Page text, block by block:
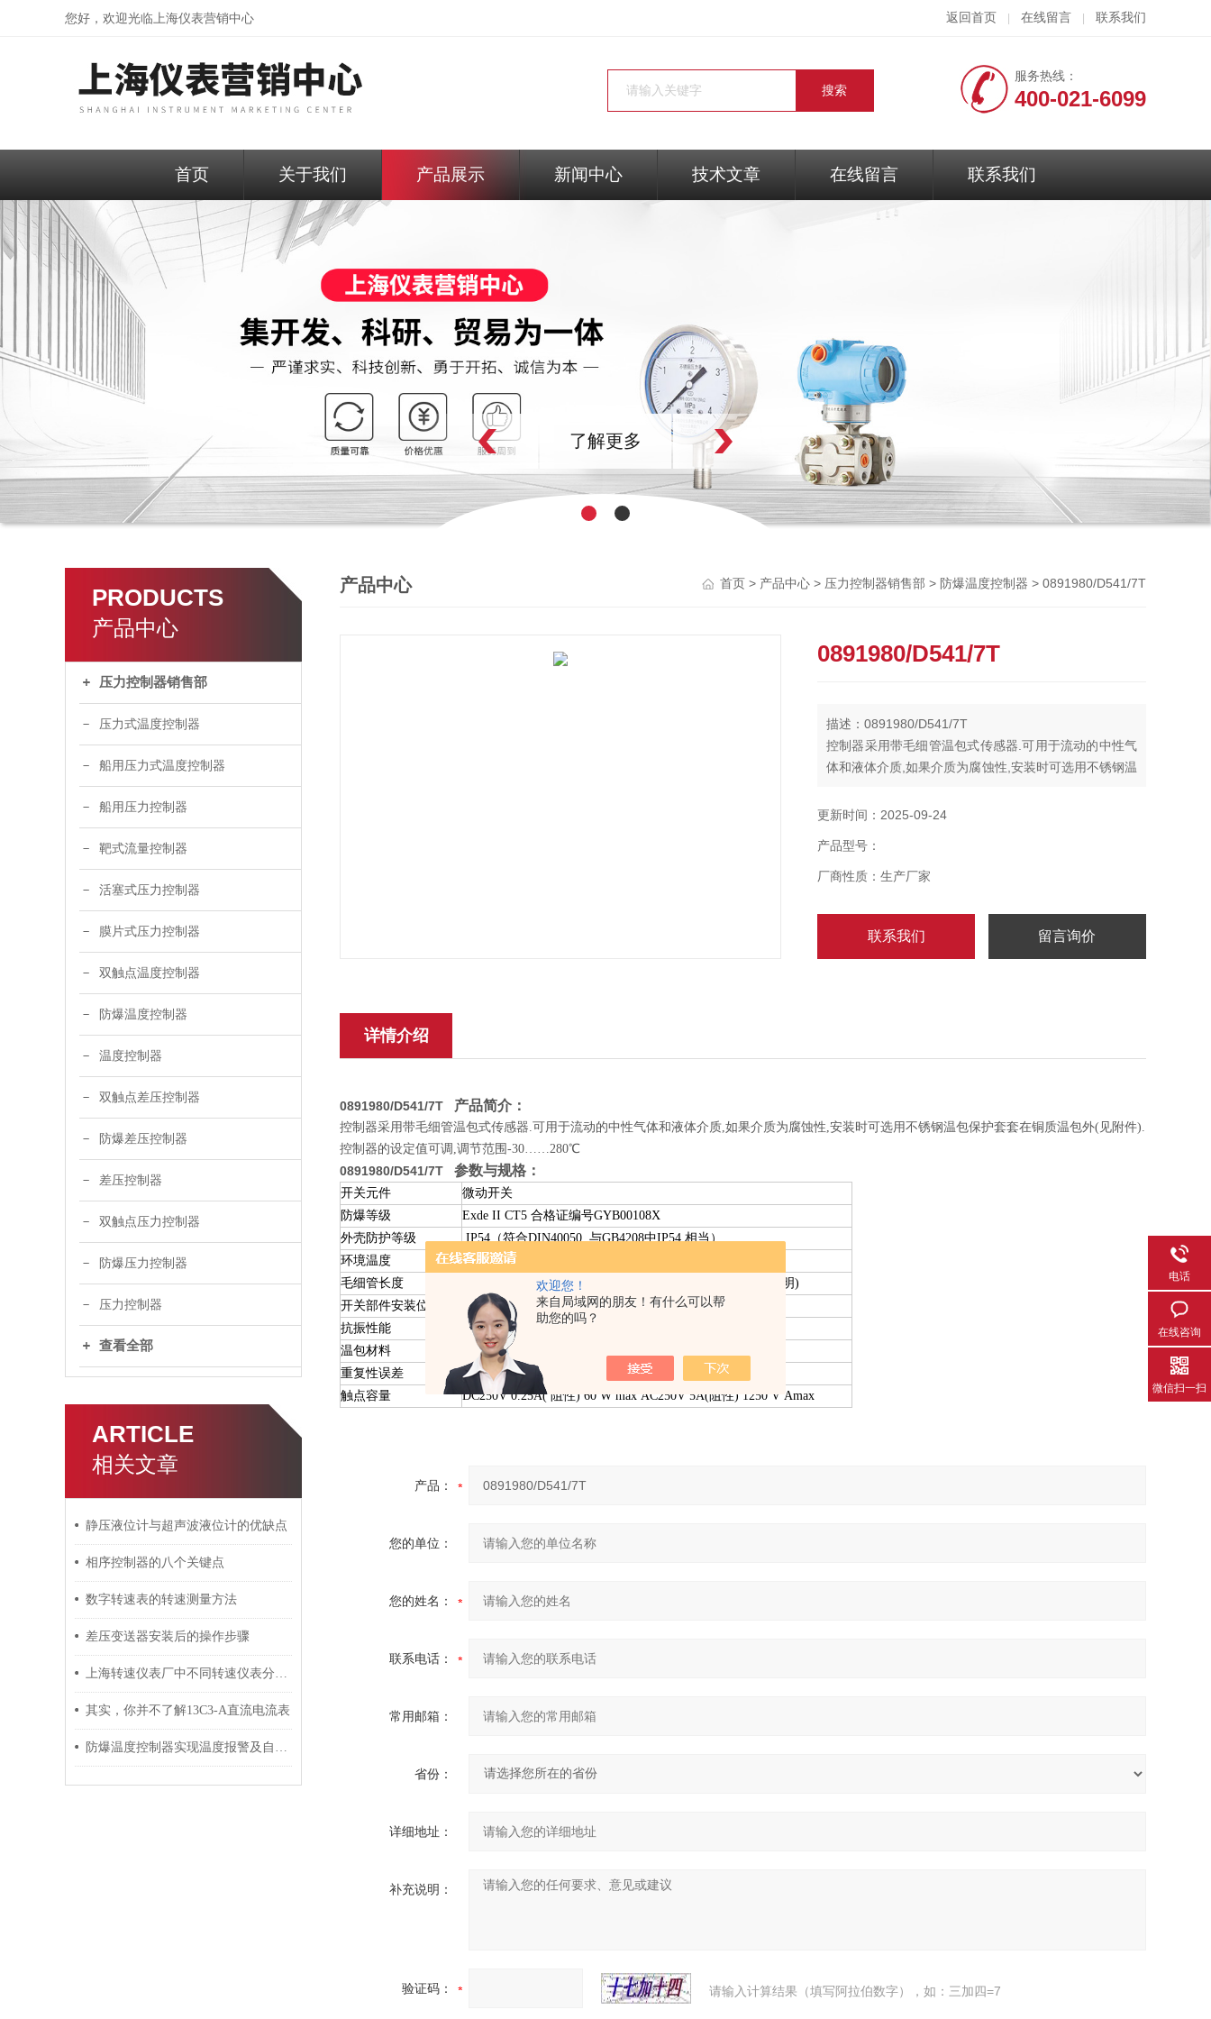
欢迎您！
来自局域网的朋友！有什么可以帮
助您的吗？
您好，欢迎光临上海仪表营销中心 返回首页 在线留言 联系我们
服务热线：
400-021-6099
首页 关于我们 产品展示 新闻中心 技术文章 在线留言 联系我们
了解更多 Previous
PRODUCTS
产品中心
压力控制器销售部
压力式温度控制器
船用压力式温度控制器
船用压力控制器
靶式流量控制器
活塞式压力控制器
膜片式压力控制器
双触点温度控制器
防爆温度控制器
温度控制器
双触点差压控制器
防爆差压控制器
差压控制器
双触点压力控制器
防爆压力控制器
压力控制器
查看全部
ARTICLE
相关文章
静压液位计与超声波液位计的优缺点
相序控制器的八个关键点
数字转速表的转速测量方法
差压变送器安装后的操作步骤
上海转速仪表厂中不同转速仪表分类介绍
其实，你并不了解13C3-A直流电流表
防爆温度控制器实现温度报警及自动控制
产品中心 首页 > 产品中心 > 压力控制器销售部 > 防爆温度控制器 > 0891980/D541/7T
0891980/D541/7T
描述：0891980/D541/7T
控制器采用带毛细管温包式传感器.可用于流动的中性气
体和液体介质,如果介质为腐蚀性,安装时可选用不锈钢温
调,调节范围-30……280℃
更新时间：2025-09-24
产品型号：
厂商性质：生产厂家
联系我们 留言询价
详情介绍
0891980/D541/7T 产品简介：
控制器采用带毛细管温包式传感器.可用于流动的中性气体和液体介质,如果介质为腐蚀性,安装时可选用不锈钢温包保护套套在铜质温包外(见附件).
控制器的设定值可调,调节范围-30……280℃
0891980/D541/7T 参数与规格：
开关元件
微动开关
防爆等级
Exde II CT5 合格证编号GYB00108X
外壳防护等级
IP54（符合DIN40050, 与GB4208中IP54 相当）
环境温度
-20℃～＋40℃
毛细管长度
1.5m( 选用其他长度的毛细管, zui长可为6m, 应在合同中注明)
开关部件安装位置
垂直于水平面
抗振性能
Max: 20m/s2
温包材料
重复性误差
≤3%
触点容量
DC250V 0.25A( 阻性) 60 W max AC250V 5A(阻性) 1250 V Amax
产品：
您的单位：
您的姓名：
联系电话：
常用邮箱：
省份：
详细地址：
补充说明：
验证码： 请输入计算结果（填写阿拉伯数字），如：三加四=7
电话
在线咨询
微信扫一扫